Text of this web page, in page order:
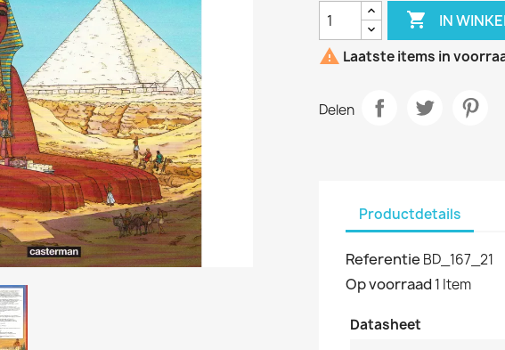
 IN
 Laatste items in
Delen
Productdetails
Referentie BD_167_21
Op voorraad 1 Item
Datasheet